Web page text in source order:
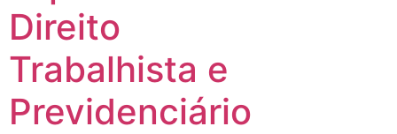
Direito
Trabalhista e
Previdenciário